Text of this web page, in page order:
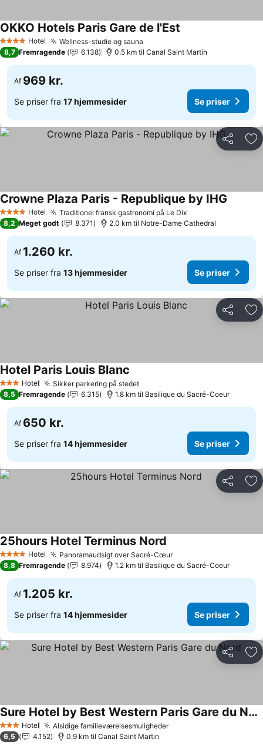
4 StjernerHotel Wellness-studie og sauna
OKKO Hotels Paris Gare de l'Est
8,7 Fremragende 6.138 0.5 km til Canal Saint Martin
Af 969 kr.
Se priser fra 17 hjemmesider Se priser
Del
4 StjernerHotel Traditionel fransk gastronomi på Le DixSe priser
Crowne Plaza Paris - Republique by IHG
8,2 Meget godt 8.371 2.0 km til Notre-Dame Cathedral
Af 1.260 kr.
Se priser fra 13 hjemmesider Se priser
Del
3 StjernerHotel Sikker parkering på stedetSe priser
Hotel Paris Louis Blanc
8,5 Fremragende 6.315 1.8 km til Basilique du Sacré-Coeur
Af 650 kr.
Se priser fra 14 hjemmesider Se priser
Del
4 StjernerHotel Panoramaudsigt over Sacré-CœurSe priser
25hours Hotel Terminus Nord
8,8 Fremragende 8.974 1.2 km til Basilique du Sacré-Coeur
Af 1.205 kr.
Se priser fra 14 hjemmesider Se priser
Del
3 StjernerHotel Alsidige familieværelsesmulighederSe priser
Sure Hotel by Best Western Paris Gare du Nord
Se priser
6,5 4.152 0.9 km til Canal Saint Martin